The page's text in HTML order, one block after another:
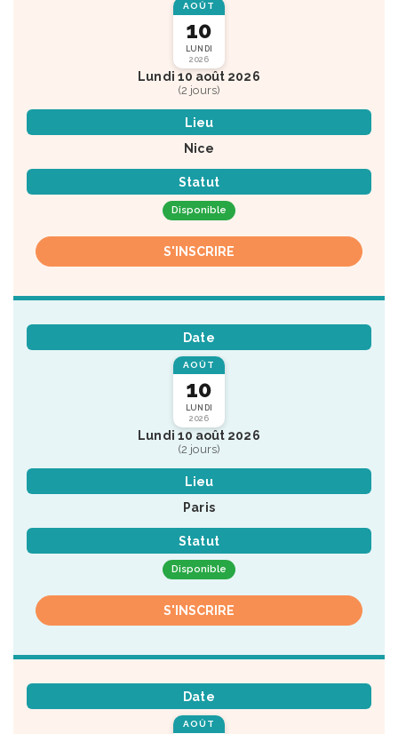
AOÛT
10
LUNDI
2026
Lundi 10 août 2026
(2 jours)
Lieu
Nice
Statut
Disponible
S'INSCRIRE
Date
AOÛT
10
LUNDI
2026
Lundi 10 août 2026
(2 jours)
Lieu
Paris
Statut
Disponible
S'INSCRIRE
Date
AOÛT